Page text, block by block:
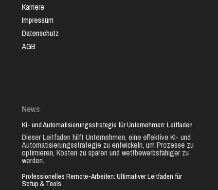
Karriere
Impressum
Datenschutz
AGB
News
KI- und Automatisierungsstrategie für Unternehmen: Leitfaden
Dieser Leitfaden hilft Unternehmen, eine effektive KI- und
Automatisierungsstrategie zu entwickeln, um Prozesse zu
optimieren, Kosten zu sparen und wettbewerbsfähiger zu
werden.
Professionelles Remote-Arbeiten: Ultimativer Leitfaden für
Setup & Tools